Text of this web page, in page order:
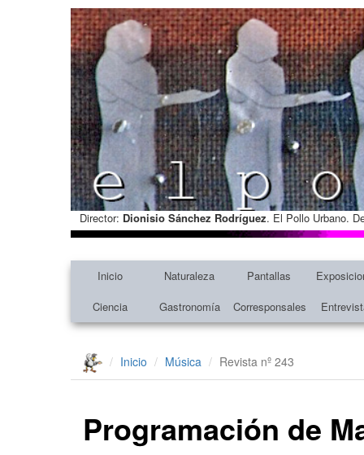
Director: Dionisio Sánchez Rodríguez. El Pollo Urbano.
Inicio Naturaleza Pantallas
Ciencia
Gastronomía Corresponsales
Inicio Música Revista nº 243
Programación de